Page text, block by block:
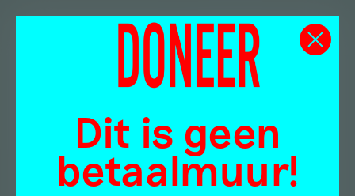
Dit is geen
betaalmuur!